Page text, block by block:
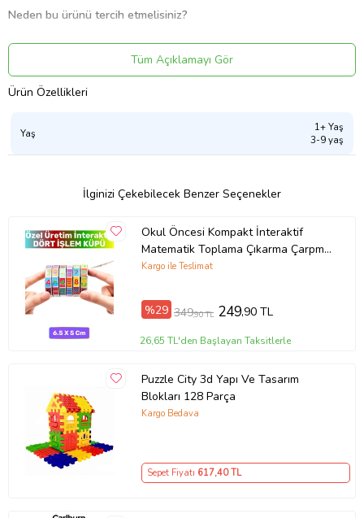
Neden bu ürünü tercih etmelisiniz?
yaparak çocuklar kendi dünyalarını yaratabilirler.
Eğitici ve gelişim destekleyici:
Bloklarla oynamak, çocuğunuzun el
becerilerini geliştirir, yaratıcılığını artırır, hayal gücünü besler,
renkleri ve şekilleri öğrenmesine yardımcı olur ve odaklanma
Kaliteli malzeme:
Çocuk sağlığına uygun, dayanıklı ve güvenli
Uzun ömürlü kullanım:Farklı yaşlardaki çocuklar için uygundur.
Tüm Açıklamayı Gör
Ürün Özellikleri
Yaş
1+ Yaş
3-9 yaş
İlginizi Çekebilecek Benzer Seçenekler
Okul Öncesi Kompakt İnteraktif
Matematik Toplama Çıkarma Çarpma
Bölme Dört İşlem Eğitici Oyun Küpü
Kargo ile Teslimat
%29 349,90 TL 249,90 TL
26,65 TL'den Başlayan Taksitlerle
Puzzle City 3d Yapı Ve Tasarım
Blokları 128 Parça
Kargo Bedava
Sepet Fiyatı 617,40 TL